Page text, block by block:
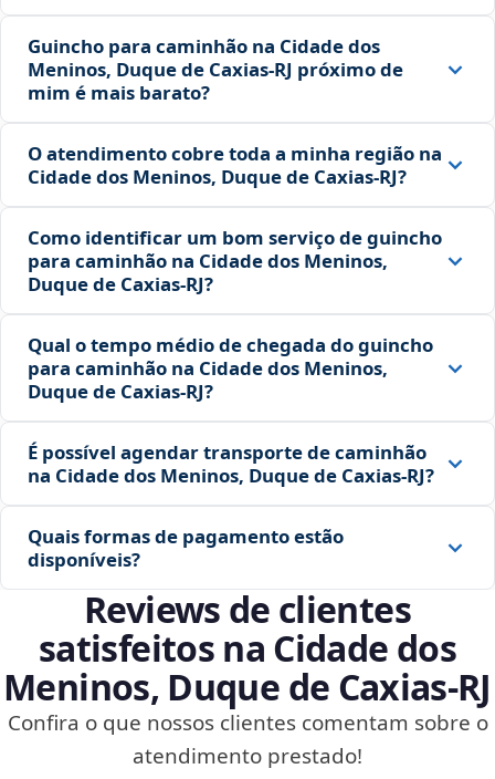
Guincho para caminhão na Cidade dos
Meninos, Duque de Caxias‑RJ próximo de
mim é mais barato?
O atendimento cobre toda a minha região na
Cidade dos Meninos, Duque de Caxias‑RJ?
Como identificar um bom serviço de guincho
para caminhão na Cidade dos Meninos,
Duque de Caxias‑RJ?
Qual o tempo médio de chegada do guincho
para caminhão na Cidade dos Meninos,
Duque de Caxias‑RJ?
É possível agendar transporte de caminhão
na Cidade dos Meninos, Duque de Caxias‑RJ?
Quais formas de pagamento estão
disponíveis?
Reviews de clientes
satisfeitos na Cidade dos
Meninos, Duque de Caxias‑RJ
Confira o que nossos clientes comentam sobre o
atendimento prestado!